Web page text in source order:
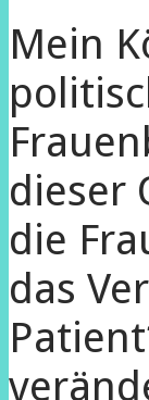
Mein
dieser
die
das